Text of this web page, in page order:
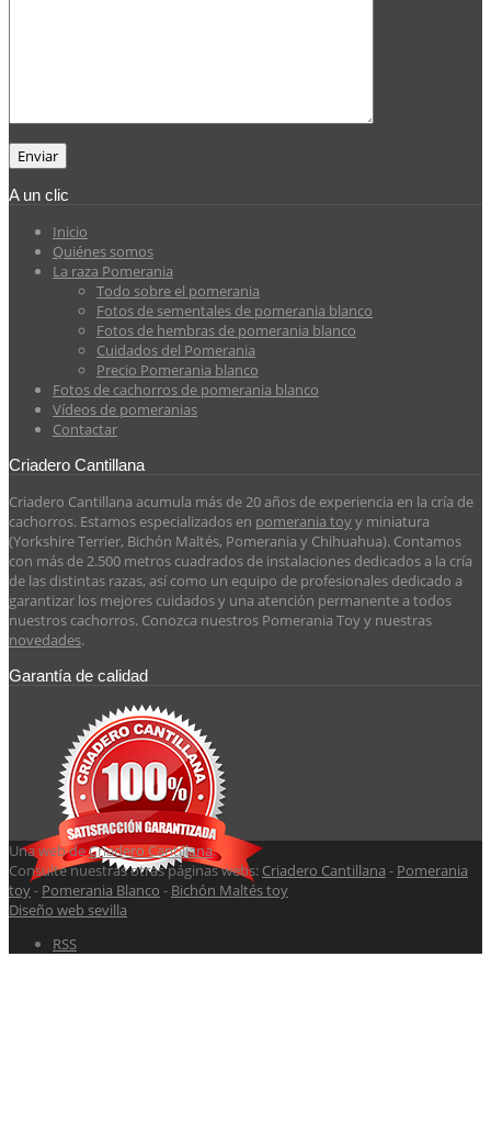
A un clic
Inicio
Quiénes somos
La raza Pomerania
Todo sobre el pomerania
Fotos de sementales de pomerania blanco
Fotos de hembras de pomerania blanco
Cuidados del Pomerania
Precio Pomerania blanco
Fotos de cachorros de pomerania blanco
Vídeos de pomeranias
Contactar
Criadero Cantillana
Criadero Cantillana acumula más de 20 años de experiencia en la cría de
cachorros. Estamos especializados en pomerania toyy miniatura
(Yorkshire Terrier, Bichón Maltés, Pomerania y Chihuahua). Contamos
con más de 2.500 metros cuadrados de instalaciones dedicados a la cría
de las distintas razas, así como un equipo de profesionales dedicado a
garantizar los mejores cuidados y una atención permanente a todos
nuestros cachorros. Conozca nuestros Pomerania Toy y nuestras
novedades.
Garantía de calidad
Una web deCriadero Cantillana.
Consulte nuestras otras páginas webs: Criadero Cantillana - Pomerania
toy- Pomerania Blanco - Bichón Maltés toy
Diseño web sevilla
RSS